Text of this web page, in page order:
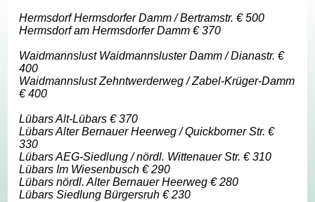
Hermsdorf Hermsdorfer Damm / Bertramstr. € 500
Hermsdorf am Hermsdorfer Damm € 370
Waidmannslust Waidmannsluster Damm / Dianastr. €
400
Waidmannslust Zehntwerderweg / Zabel-Krüger-Damm
€ 400
Lübars Alt-Lübars € 370
Lübars Alter Bernauer Heerweg / Quickborner Str. €
330
Lübars AEG-Siedlung / nördl. Wittenauer Str. € 310
Lübars Im Wiesenbusch € 290
Lübars nördl. Alter Bernauer Heerweg € 280
Lübars Siedlung Bürgersruh € 230